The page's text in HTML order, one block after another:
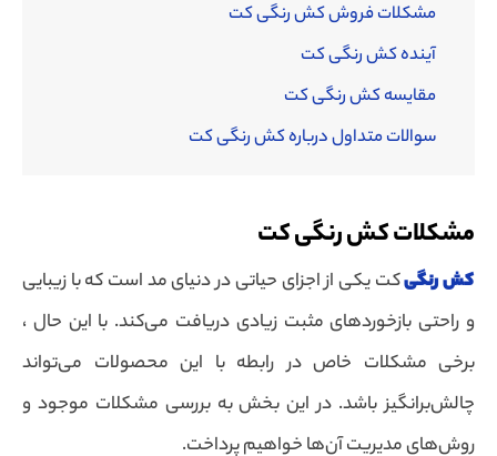
مشکلات فروش کش رنگی کت
آینده کش رنگی کت
مقایسه کش رنگی کت
سوالات متداول درباره کش رنگی کت
مشکلات کش رنگی کت
کش رنگیکت یکی از اجزای حیاتی در دنیای مد است که با زیبایی
و راحتی بازخوردهای مثبت زیادی دریافت می‌کند. با این حال ،
برخی مشکلات خاص در رابطه با این محصولات می‌تواند
چالش‌برانگیز باشد. در این بخش به بررسی مشکلات موجود و
روش‌های مدیریت آن‌ها خواهیم پرداخت.